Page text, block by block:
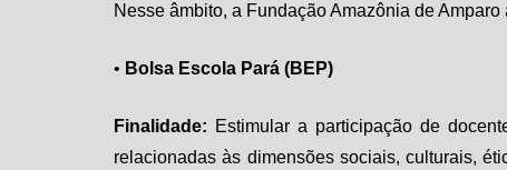
Nesse âmbito, a Fundação Amazônia de
• Bolsa Escola Pará (BEP)
Finalidade: Estimular a participação de
relacionadas às dimensões sociais, culturais,